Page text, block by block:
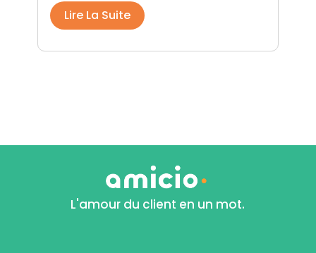
Lire La Suite
L'amour du client en un mot.